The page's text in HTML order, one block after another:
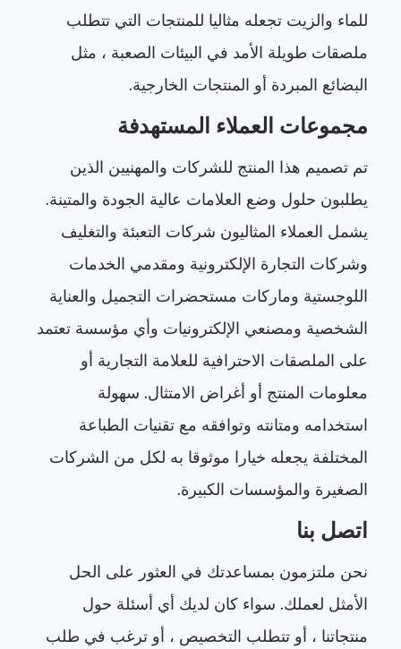
للماء والزيت تجعله مثاليا للمنتجات التي تتطلب
ملصقات طويلة الأمد في البيئات الصعبة ، مثل
البضائع المبردة أو المنتجات الخارجية.
مجموعات العملاء المستهدفة
تم تصميم هذا المنتج للشركات والمهنيين الذين
يطلبون حلول وضع العلامات عالية الجودة والمتينة.
يشمل العملاء المثاليون شركات التعبئة والتغليف
وشركات التجارة الإلكترونية ومقدمي الخدمات
اللوجستية وماركات مستحضرات التجميل والعناية
الشخصية ومصنعي الإلكترونيات وأي مؤسسة تعتمد
على الملصقات الاحترافية للعلامة التجارية أو
معلومات المنتج أو أغراض الامتثال. سهولة
استخدامه ومتانته وتوافقه مع تقنيات الطباعة
المختلفة يجعله خيارا موثوقا به لكل من الشركات
الصغيرة والمؤسسات الكبيرة.
اتصل بنا
نحن ملتزمون بمساعدتك في العثور على الحل
الأمثل لعملك. سواء كان لديك أي أسئلة حول
منتجاتنا ، أو تتطلب التخصيص ، أو ترغب في طلب